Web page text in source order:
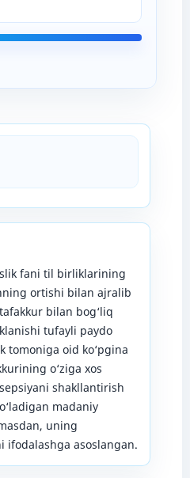
fani til birliklarining
ortishi bilan ajralib
bilan bog‘liq
tufayli paydo
tomoniga oid ko‘pgina
o‘ziga xos
shakllantirish
madaniy
uning
ifodalashga asoslangan.